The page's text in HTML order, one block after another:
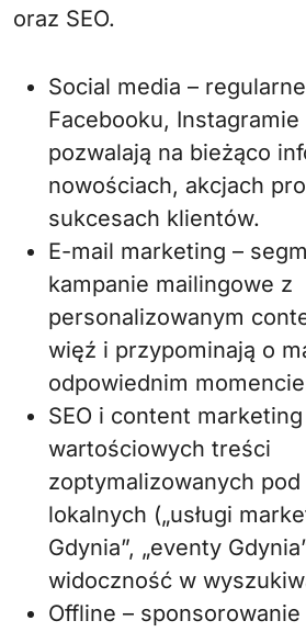
oraz SEO.
Social media –
Facebooku,
pozwalają na bieżąco
nowościach, akcjach
sukcesach klientów.
E-mail marketing –
kampanie mailingowe z
personalizowanym
więź i przypominają o
odpowiednim
SEO i content
wartościowych treści
zoptymalizowanych
lokalnych („usługi
Gdynia”, „eventy
widoczność w
Offline –